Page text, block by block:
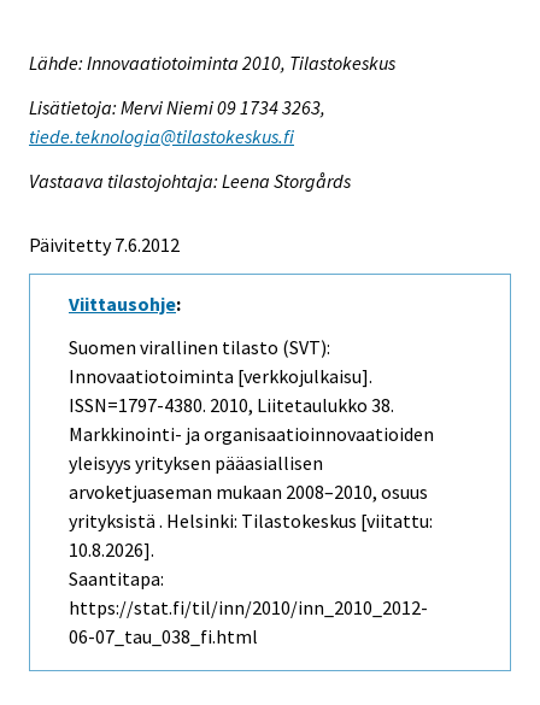
Lähde: Innovaatiotoiminta 2010, Tilastokeskus
Lisätietoja: Mervi Niemi 09 1734 3263,
tiede.teknologia@tilastokeskus.fi
Vastaava tilastojohtaja: Leena Storgårds
Päivitetty 7.6.2012
Viittausohje:
Suomen virallinen tilasto (SVT):
Innovaatiotoiminta [verkkojulkaisu].
ISSN=1797-4380. 2010, Liitetaulukko 38.
Markkinointi- ja organisaatioinnovaatioiden
yleisyys yrityksen pääasiallisen
arvoketjuaseman mukaan 2008–2010, osuus
yrityksistä . Helsinki: Tilastokeskus [viitattu:
10.8.2026].
Saantitapa:
https://stat.fi/til/inn/2010/inn_2010_2012-
06-07_tau_038_fi.html